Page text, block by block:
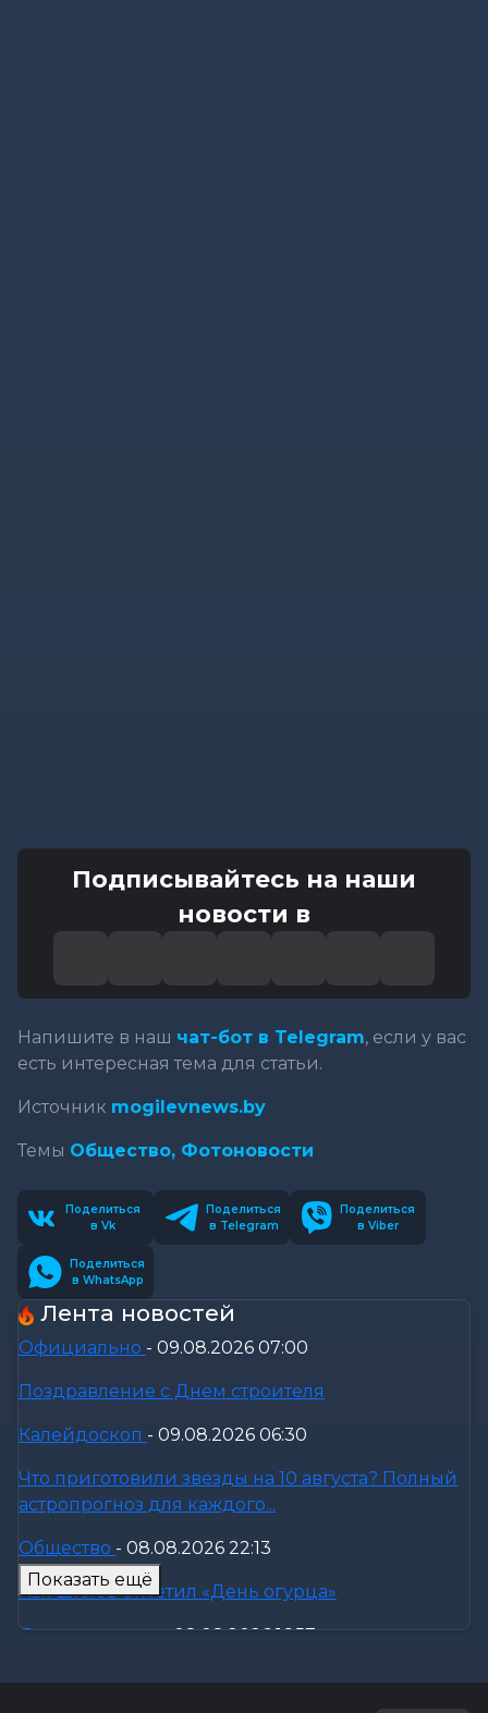
Подписывайтесь на наши
новости в
Напишите в наш чат-бот в Telegram, если у вас
есть интересная тема для статьи.
Источник mogilevnews.by
Темы Общество, Фотоновости
Поделиться
в Vk
Поделиться
в Telegram
Поделиться
в Viber
Поделиться
в WhatsApp
Лента новостей
Официально - 09.08.2026 07:00
Поздравление с Днем строителя
Калейдоскоп - 09.08.2026 06:30
Что приготовили звезды на 10 августа? Полный
астропрогноз для каждого...
Общество - 08.08.2026 22:13
Как Шклов отметил «День огурца»
Происшествия -08.08.2026 16:57
Погоня в Костюковичском районе: 15-летний
Показать ещё